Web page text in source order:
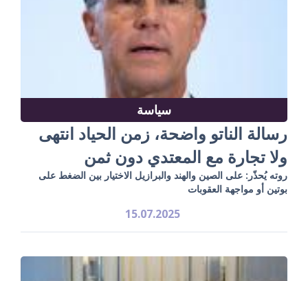
سياسة
رسالة الناتو واضحة، زمن الحياد انتهى
ولا تجارة مع المعتدي دون ثمن
روته يُحذّر: على الصين والهند والبرازيل الاختيار بين الضغط على
بوتين أو مواجهة العقوبات
15.07.2025